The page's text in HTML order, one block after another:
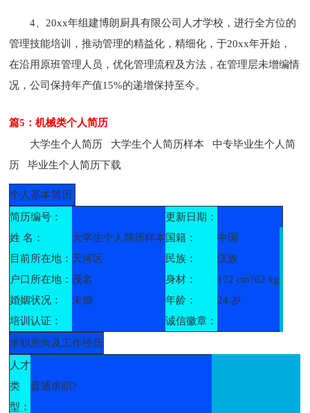
4、20xx年组建博朗厨具有限公司人才学校，进行全方位的
管理技能培训，推动管理的精益化，精细化，于20xx年开始，
在沿用原班管理人员，优化管理流程及方法，在管理层未增编情
况，公司保持年产值15%的递增保持至今。
篇5：机械类个人简历
大学生个人简历 大学生个人简历样本 中专毕业生个人简
历 毕业生个人简历下载
个人基本简历
简历编号：
更新日期：
姓 名：
大学生个人简历样本 国籍：
中国
目前所在地： 天河区 民族：
汉族
户口所在地： 茂名 身材：
172 cm?62 kg
婚姻状况：
未婚 年龄：
24 岁
培训认证：
诚信徽章：
求职意向及工作经历
人才
类
型：
普通求职?